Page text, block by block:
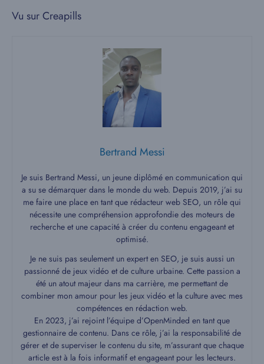
Vu sur Creapills
Bertrand Messi
Je suis Bertrand Messi, un jeune diplômé en communication qui
a su se démarquer dans le monde du web. Depuis 2019, j’ai su
me faire une place en tant que rédacteur web SEO, un rôle qui
nécessite une compréhension approfondie des moteurs de
recherche et une capacité à créer du contenu engageant et
optimisé.
Je ne suis pas seulement un expert en SEO, je suis aussi un
passionné de jeux vidéo et de culture urbaine. Cette passion a
été un atout majeur dans ma carrière, me permettant de
combiner mon amour pour les jeux vidéo et la culture avec mes
compétences en rédaction web.
En 2023, j’ai rejoint l’équipe d’OpenMinded en tant que
gestionnaire de contenu. Dans ce rôle, j’ai la responsabilité de
gérer et de superviser le contenu du site, m’assurant que chaque
article est à la fois informatif et engageant pour les lecteurs.